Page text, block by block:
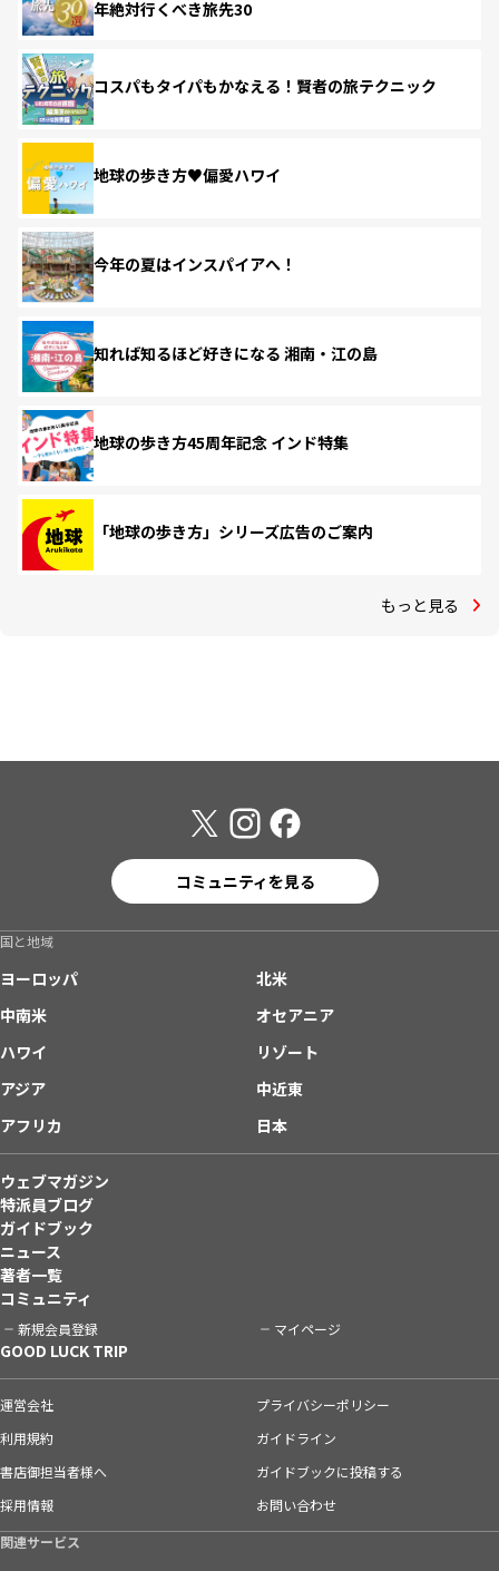
年絶対行くべき旅先30
コスパもタイパもかなえる！賢者の旅テクニック
地球の歩き方♥偏愛ハワイ
今年の夏はインスパイアへ！
知れば知るほど好きになる 湘南・江の島
地球の歩き方45周年記念 インド特集
「地球の歩き方」シリーズ広告のご案内
もっと見る
コミュニティを見る
国と地域
ヨーロッパ
北米
中南米
オセアニア
ハワイ
リゾート
アジア
中近東
アフリカ
日本
ウェブマガジン
特派員ブログ
ガイドブック
ニュース
著者一覧
コミュニティ
新規会員登録 マイページ
GOOD LUCK TRIP
運営会社
プライバシーポリシー
利用規約
ガイドライン
書店御担当者様へ
ガイドブックに投稿する
採用情報
お問い合わせ
関連サービス